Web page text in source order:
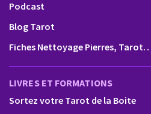
Podcast
Blog Tarot
Fiches Nettoyage Pierres,
LIVRES ET FORMATIONS
Sortez votre Tarot de la Boite